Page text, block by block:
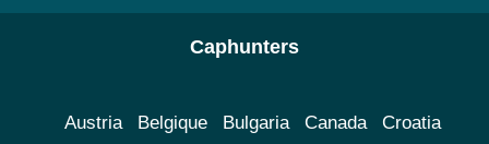
Caphunters
Austria Belgique Bulgaria Canada Croatia